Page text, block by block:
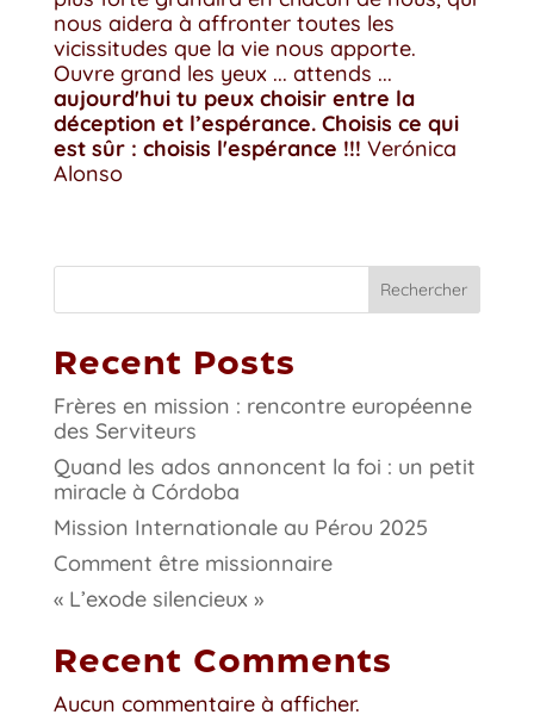
nous aidera à affronter toutes les
vicissitudes que la vie nous apporte.
Ouvre grand les yeux ... attends ...
aujourd'hui tu peux choisir entre la
déception et l’espérance. Choisis ce qui
est sûr : choisis l'espérance !!! Verónica
Alonso
Rechercher
Recent Posts
Frères en mission : rencontre européenne
des Serviteurs
Quand les ados annoncent la foi : un petit
miracle à Córdoba
Mission Internationale au Pérou 2025
Comment être missionnaire
« L’exode silencieux »
Recent Comments
Aucun commentaire à afficher.